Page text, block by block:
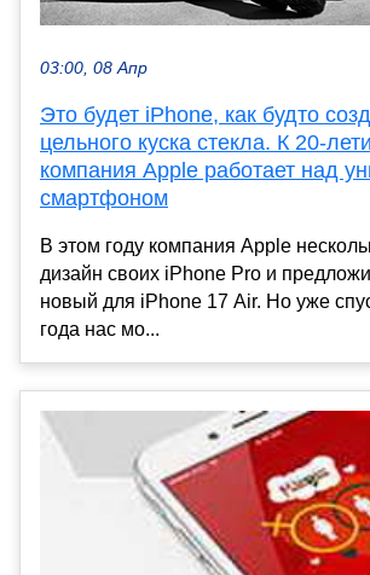
03:00, 08 Апр
Это будет iPhone, как будто
цельного куска стекла. К 20-
компания Apple работает над
смартфоном
В этом году компания Apple
дизайн своих iPhone Pro и
новый для iPhone 17 Air. Но уже
года нас мо...